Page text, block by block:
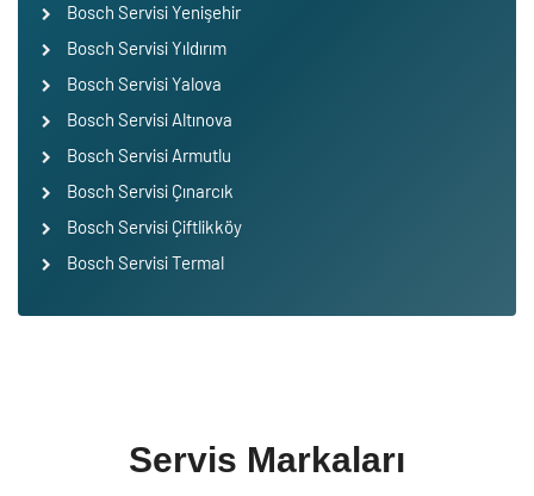
Bosch Servisi Yenişehir
Bosch Servisi Yıldırım
Bosch Servisi Yalova
Bosch Servisi Altınova
Bosch Servisi Armutlu
Bosch Servisi Çınarcık
Bosch Servisi Çiftlikköy
Bosch Servisi Termal
Servis Markaları